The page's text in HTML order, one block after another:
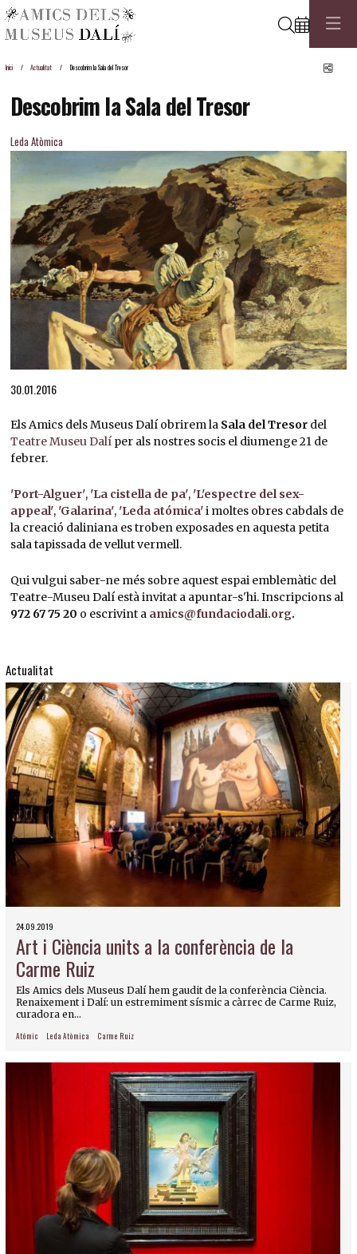
Cerca
Inici Actualitat Descobrim la Sala del Tresor
Descobrim la Sala del Tresor
Leda Atòmica
30.01.2016
Els Amics dels Museus Dalí obrirem la Sala del Tresor del
Teatre Museu Dalíper als nostres socis el diumenge 21 de
febrer.
'Port-Alguer', 'La cistella de pa', 'L'espectre del sex-
appeal', 'Galarina', 'Leda atómica'i moltes obres cabdals de
la creació daliniana es troben exposades en aquesta petita
sala tapissada de vellut vermell.
Qui vulgui saber-ne més sobre aquest espai emblemàtic del
Teatre-Museu Dalí està invitat a apuntar-s'hi. Inscripcions al
972 67 75 20 o escrivint a amics@fundaciodali.org.
Actualitat
24.09.2019
Art i Ciència units a la conferència de la
Carme Ruiz
Els Amics dels Museus Dalí hem gaudit de la conferència Ciència.
Renaixement i Dalí: un estremiment sísmic a càrrec de Carme Ruiz,
curadora en...
Atómic Leda Atòmica Carme Ruiz